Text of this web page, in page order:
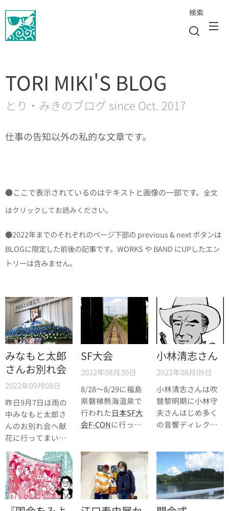
検索
TORI MIKI'S BLOG
とり・みきのブログ since Oct. 2017
仕事の告知以外の私的な文章です。
●ここで表示されているのはテキストと画像の一部です。 全文
はクリックしてお読みください。
●2022年までのそれぞれのページ下部の previous & next ボタンは
BLOGに限定した前後の記事です。WORKS や BAND にUPしたエン
トリーは含みません。
みなもと太郎
さんお別れ会
2022年09月08日
昨日9月7日は雨の
中みなもと太郎さ
んのお別れ会へ献
花に行ってまいり
ました。
SF大会
2022年08月30日
8/28〜8/29に福島
県磐梯熱海温泉で
行われた日本SF大
会F-CONに行って
小林清志さん
2022年08月09日
小林清志さんは吹
替黎明期に小林守
夫さんはじめ多く
の音響ディレクタ
輩出した日大芸術
学部出身で、最初
は翻訳家としてこ
の世界に入ったと
いう珍しい経歴の